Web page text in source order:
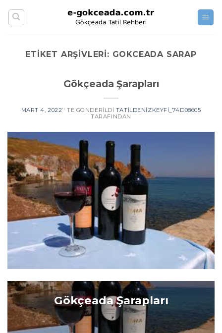
ETIKET ARŞIVLERI: GOKCEADA SARAP
Gökçeada Şarapları
MART 4, 2022’' TE GÖNDERILDI TATILDENIZKEYFI_74D08605
TARAFINDAN
Gökçeada Şarapları